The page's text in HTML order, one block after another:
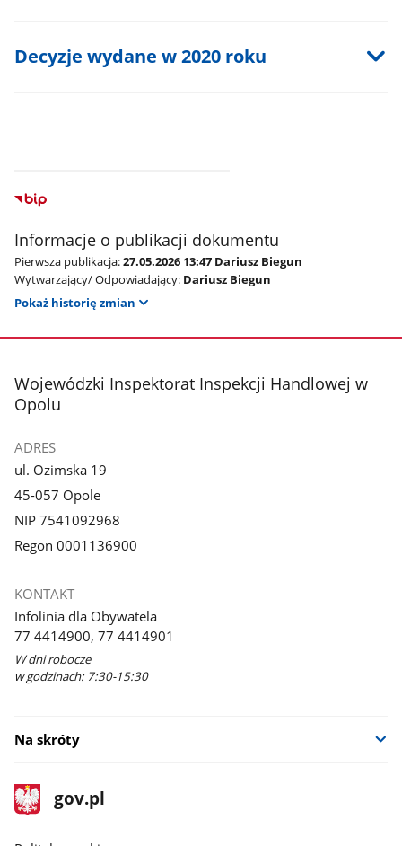
Decyzje wydane w 2020 roku
Informacje o publikacji dokumentu
Pierwsza publikacja:27.05.2026 13:47 Dariusz Biegun
Wytwarzający/ Odpowiadający: Dariusz Biegun
Pokaż historię zmian
stopka
Wojewódzki Inspektorat Inspekcji Handlowej w
Opolu
ADRES
ul. Ozimska 19
45-057 Opole
NIP 7541092968
Regon 0001136900
KONTAKT
Infolinia dla Obywatela
77 4414900, 77 4414901
W dni robocze
w godzinach: 7:30-15:30
Na skróty
stopka
gov.pl
Strona
gov.pl